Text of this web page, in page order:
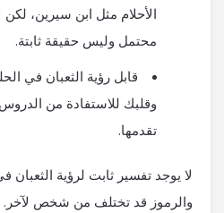
الأحلام مثل ابن سيرين،
محتمل وليس حقيقة ثابتة.
قابل رؤية الثعبان في
وقلبك للاستفادة من
تقدمها.
لا يوجد تفسير ثابت لرؤية الثعبان
والرموز قد تختلف من شخص لآخر.